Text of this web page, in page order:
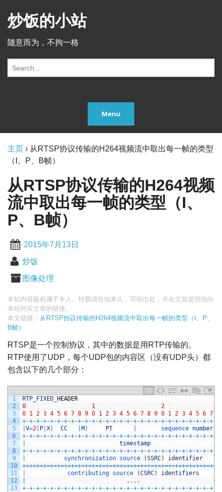
炒饭的小站
随意而为，不拘一格
r:
Menu
主页 › 从RTSP协议传输的H264视频流中取出每一帧的类型
（I、P、B帧）
从RTSP协议传输的H264视频
流中取出每一帧的类型（I、
P、B帧）
2015年7月13日
炒饭
图像处理
本站内容版权属于本人。转载须告知本人，写明出处，并在文首提供指向
本站对应文章的链接。
本文链接： 从RTSP协议传输的H264视频流中取出每一帧的类型（I、P、
B帧）
RTSP是一个控制协议，其中的数据是用RTP传输的。
RTP使用了UDP，每个UDP包的内容区（没有UDP头）都
包含以下的几个部分：
1
2
3
4
5
6
7
8
9
10
11
12
13
RTP_FIXED HEADER
0
1
2
0 1 2 3 4 5 6 7 8 9 0 1 2 3 4 5 6 7 8 9 0 1 2 3 4 5 6 7
+-+-+-+-+-+-+-+-+-+-+-+-+-+-+-+-+-+-+-+-+-+-+-+-+-+-+-+
V=2 P X CC M PT sequence number
+-+-+-+-+-+-+-+-+-+-+-+-+-+-+-+-+-+-+-+-+-+-+-+-+-+-+-+
timestamp
+-+-+-+-+-+-+-+-+-+-+-+-+-+-+-+-+-+-+-+-+-+-+-+-+-+-+-+
synchronization source (SSRC)
identifier
+=+=+=+=+=+=+=+=+=+=+=+=+=+=+=+=+=+=+=+=+=+=+=+=+=+=+=+=
contributing source (CSRC)
identifiers
. . . .
+-+-+-+-+-+-+-+-+-+-+-+-+-+-+-+-+-+-+-+-+-+-+-+-+-+-+-+